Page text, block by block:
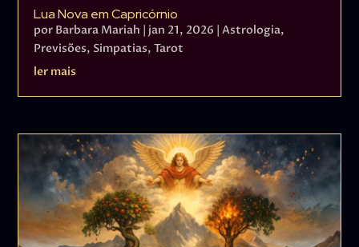
Lua Nova em Capricórnio
por Barbara Mariah | jan 21, 2026 |Astrologia,
Previsões, Simpatias,Tarot
ler mais